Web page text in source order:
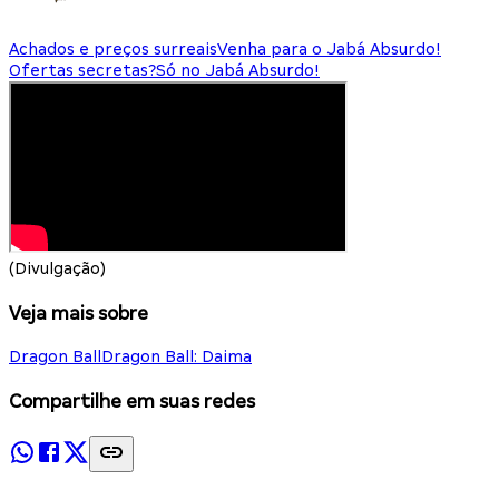
Achados e preços surreaisVenha para o Jabá Absurdo!
Ofertas secretas?Só no Jabá Absurdo!
(Divulgação)
Veja mais sobre
Dragon Ball Dragon Ball: Daima
Compartilhe em suas redes